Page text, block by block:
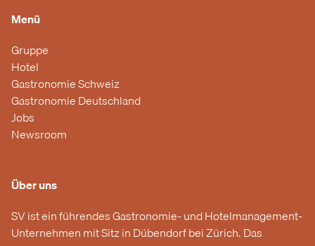
Menü
Gruppe
Hotel
Gastronomie Schweiz
Gastronomie Deutschland
Jobs
Newsroom
Über uns
SV ist ein führendes Gastronomie- und Hotelmanagement-
Unternehmen mit Sitz in Dübendorf bei Zürich. Das